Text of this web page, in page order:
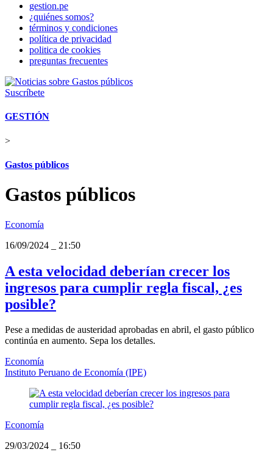
gestion.pe
¿quiénes somos?
términos y condiciones
política de privacidad
politica de cookies
preguntas frecuentes
Suscríbete
GESTIÓN
>
Gastos públicos
Gastos públicos
Economía
16/09/2024
21:50
A esta velocidad deberían crecer los
ingresos para cumplir regla fiscal, ¿es
posible?
Pese a medidas de austeridad aprobadas en abril, el gasto público
continúa en aumento. Sepa los detalles.
Economía
Instituto Peruano de Economía (IPE)
Economía
29/03/2024
16:50